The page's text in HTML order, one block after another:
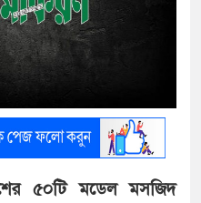
৫০টি মডেল মসজিদ